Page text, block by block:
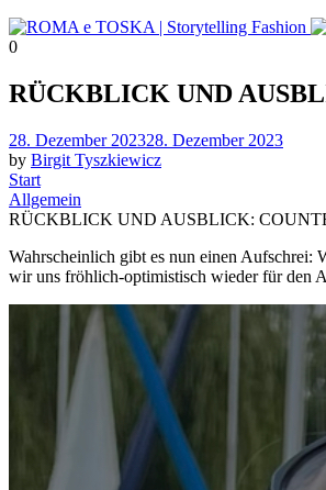
0
RÜCKBLICK UND
Posted
on
28. Dezember 202328. Dezember 2023
by Birgit Tyszkiewicz
Start
Allgemein
RÜCKBLICK UND AUSBLICK:
Wahrscheinlich gibt es nun einen Aufschrei:
wir uns fröhlich-optimistisch wieder für den